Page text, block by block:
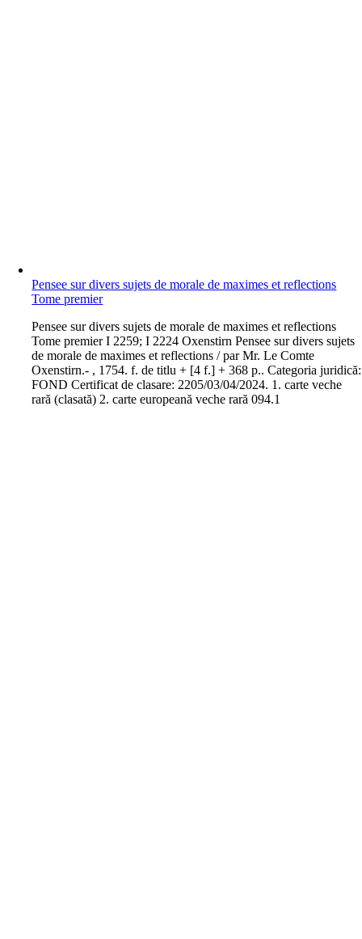
Pensee sur divers sujets de morale de maximes et reflections
Tome premier
Pensee sur divers sujets de morale de maximes et reflections
Tome premier I 2259; I 2224 Oxenstirn Pensee sur divers sujets
de morale de maximes et reflections / par Mr. Le Comte
Oxenstirn.- , 1754. f. de titlu + [4 f.] + 368 p.. Categoria juridică:
FOND Certificat de clasare: 2205/03/04/2024. 1. carte veche
rară (clasată) 2. carte europeană veche rară 094.1